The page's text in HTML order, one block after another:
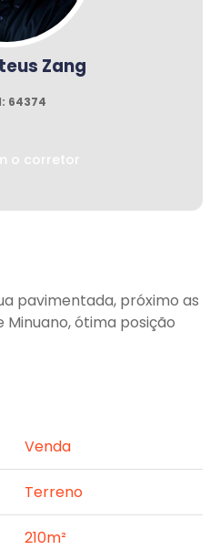
Zang
64374
o corretor
pavimentada, próximo as
Minuano, ótima posição
Venda
Terreno
210m²